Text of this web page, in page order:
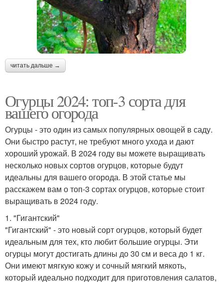
читать дальше →
Огурцы 2024: топ-3 сорта для
вашего огорода
Огурцы - это один из самых популярных овощей в саду.
Они быстро растут, не требуют много ухода и дают
хороший урожай. В 2024 году вы можете выращивать
несколько новых сортов огурцов, которые будут
идеальны для вашего огорода. В этой статье мы
расскажем вам о топ-3 сортах огурцов, которые стоит
выращивать в 2024 году.
1. "Гигантский"
"Гигантский" - это новый сорт огурцов, который будет
идеальным для тех, кто любит большие огурцы. Эти
огурцы могут достигать длины до 30 см и веса до 1 кг.
Они имеют мягкую кожу и сочный мягкий мякоть,
который идеально подходит для приготовления салатов,